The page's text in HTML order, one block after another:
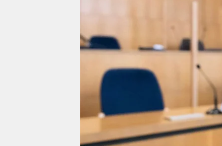
berlin
nord
wahrheit
verlag
veranstaltungen
shop